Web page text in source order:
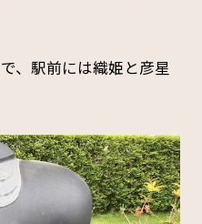
、駅前には織姫と彦星